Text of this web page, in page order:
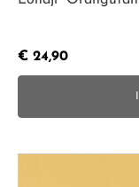
€ 24,90